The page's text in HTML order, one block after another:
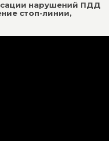
нарушений ПДД
стоп-линии,